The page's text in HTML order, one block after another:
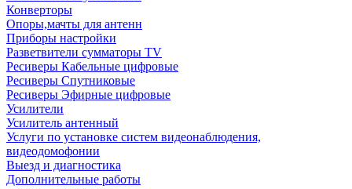
Конверторы
Опоры,мачты для антенн
Приборы настройки
Разветвители сумматоры TV
Ресиверы Кабельные цифровые
Ресиверы Спутниковые
Ресиверы Эфирные цифровые
Усилители
Усилитель антенный
Услуги по установке систем видеонаблюдения,
видеодомофонии
Выезд и диагностика
Дополнительные работы